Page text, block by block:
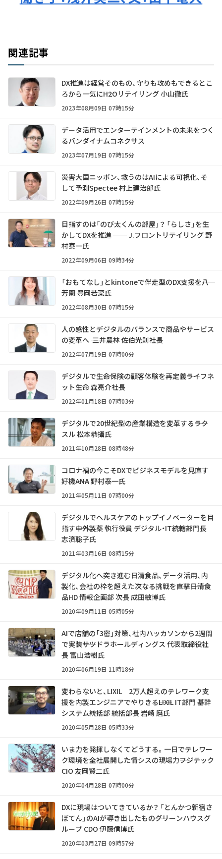
関連記事
DX推進は経営そのもの、守りも攻めもできるとこ
ろから一気に――H2Oリテイリング 小山徹氏
2023年08月09日 07時15分
データ活用でエンターテインメントの未来をつく
る――バンダイナムコネクサス
2023年07月19日 07時15分
災害大国ニッポン、救うのはAIによる可視化、そ
して予測――Spectee 村上建治郎氏
2022年09月26日 07時15分
目指すのは「のび太くんの部屋」？ 「らしさ」を生
かしてDXを推進 ── J.フロントリテイリング 野
村泰一氏
2022年09月06日 09時34分
「おもてなし」とkintoneで伴走型のDX支援を――八
芳園 豊岡若菜氏
2022年08月30日 07時15分
人の感性とデジタルのバランスで商品やサービス
の変革へ ―― 三井農林 佐伯光則社長
2022年07月19日 07時00分
デジタルで生命保険の顧客体験を再定義――ライフネ
ット生命 森亮介社長
2022年01月18日 07時03分
デジタルで20世紀型の産業構造を変革する――ラク
スル 松本恭攝氏
2021年10月28日 08時48分
コロナ禍の今こそDXでビジネスモデルを見直す
好機――ANA 野村泰一氏
2021年05月11日 07時00分
デジタルでヘルスケアのトップイノベーターを目
指す――中外製薬 執行役員 デジタル・IT統轄部門長
志済聡子氏
2021年03月16日 08時15分
デジタル化へ突き進む日清食品、データ活用、内
製化、会社の枠を超えた次なる挑戦を直撃――日清食
品HD 情報企画部 次長 成田敏博氏
2020年09月11日 05時05分
AIで店舗の「3密」対策、社内ハッカソンから2週間
で実装――サツドラホールディングス 代表取締役社
長 富山浩樹氏
2020年06月19日 11時18分
変わらないと、LIXIL 2万人超えのテレワーク支
援を内製エンジニアでやりきる――LIXIL IT部門 基幹
システム統括部 統括部長 岩崎 磨氏
2020年05月28日 05時33分
いま力を発揮しなくてどうする。一日でテレワー
ク環境を全社展開した情シスの現場力――フジテック
CIO 友岡賢二氏
2020年04月28日 07時00分
DXに現場はついてきているか？ 「とんかつ新宿さ
ぼてん」のAIが導き出したもの――グリーンハウスグ
ループ CDO 伊藤信博氏
2020年03月27日 09時57分